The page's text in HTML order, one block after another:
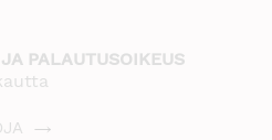
PALAUTUSOIKEUS